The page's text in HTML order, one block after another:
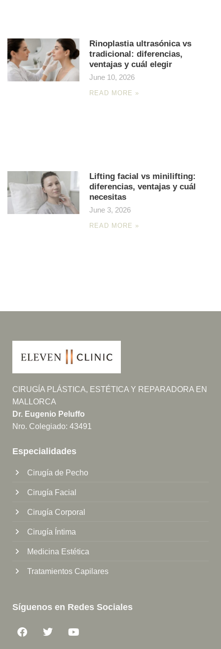
Rinoplastia ultrasónica vs
tradicional: diferencias,
ventajas y cuál elegir
June 10, 2026
READ MORE »
Lifting facial vs minilifting:
diferencias, ventajas y cuál
necesitas
June 3, 2026
READ MORE »
CIRUGÍA PLÁSTICA, ESTÉTICA Y REPARADORA EN
MALLORCA
Dr. Eugenio Peluffo
Nro. Colegiado: 43491
Especialidades
Cirugía de Pecho
Cirugía Facial
Cirugía Corporal
Cirugía Íntima
Medicina Estética
Tratamientos Capilares
Síguenos en Redes Sociales